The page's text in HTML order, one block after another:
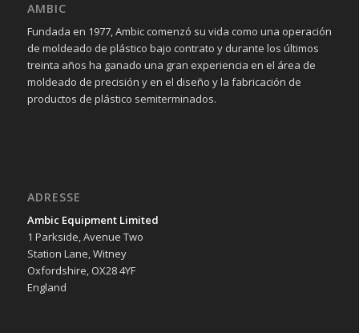
AMBIC
Fundada en 1977, Ambic comenzó su vida como una operación
de moldeado de plástico bajo contrato y durante los últimos
treinta años ha ganado una gran experiencia en el área de
moldeado de precisión y en el diseño y la fabricación de
productos de plástico semiterminados.
ADRESSE
Ambic Equipment Limited
1 Parkside, Avenue Two
Station Lane, Witney
Oxfordshire, OX28 4YF
England